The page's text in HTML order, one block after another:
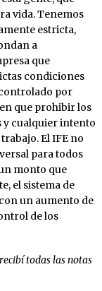
vida. Tenemos
estricta,
a
que
condiciones
por
que prohibir los
y cualquier intento
El IFE no
para todos
monto que
el sistema de
un aumento de
de los
todas las notas